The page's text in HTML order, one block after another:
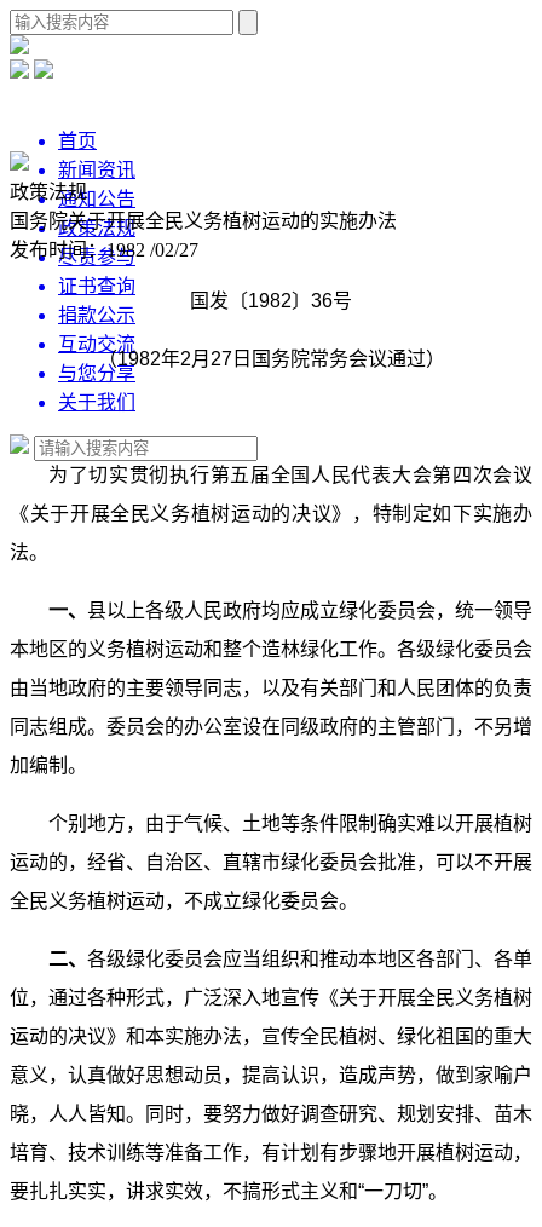
首页
新闻资讯
通知公告
政策法规
尽责参与
证书查询
捐款公示
互动交流
与您分享
关于我们
政策法规
国务院关于开展全民义务植树运动的实施办法
发布时间：1982 /02/27
国发〔1982〕36号
（1982年2月27日国务院常务会议通过）
为了切实贯彻执行第五届全国人民代表大会第四次会议
《关于开展全民义务植树运动的决议》，特制定如下实施办
法。
一、 县以上各级人民政府均应成立绿化委员会，统一领导
本地区的义务植树运动和整个造林绿化工作。各级绿化委员会
由当地政府的主要领导同志，以及有关部门和人民团体的负责
同志组成。委员会的办公室设在同级政府的主管部门，不另增
加编制。
个别地方，由于气候、土地等条件限制确实难以开展植树
运动的，经省、自治区、直辖市绿化委员会批准，可以不开展
全民义务植树运动，不成立绿化委员会。
二、 各级绿化委员会应当组织和推动本地区各部门、各单
位，通过各种形式，广泛深入地宣传《关于开展全民义务植树
运动的决议》和本实施办法，宣传全民植树、绿化祖国的重大
意义，认真做好思想动员，提高认识，造成声势，做到家喻户
晓，人人皆知。同时，要努力做好调查研究、规划安排、苗木
培育、技术训练等准备工作，有计划有步骤地开展植树运动，
要扎扎实实，讲求实效，不搞形式主义和“一刀切”。